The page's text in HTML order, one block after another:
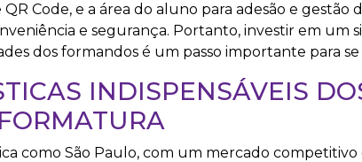
Code, e a área do aluno para adesão e
e segurança. Portanto, investir em um
dos formandos é um passo importante para
INDISPENSÁVEIS
como São Paulo, com um mercado